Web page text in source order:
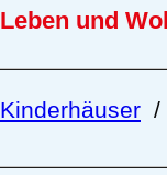
Leben und
Kinderhäuser /